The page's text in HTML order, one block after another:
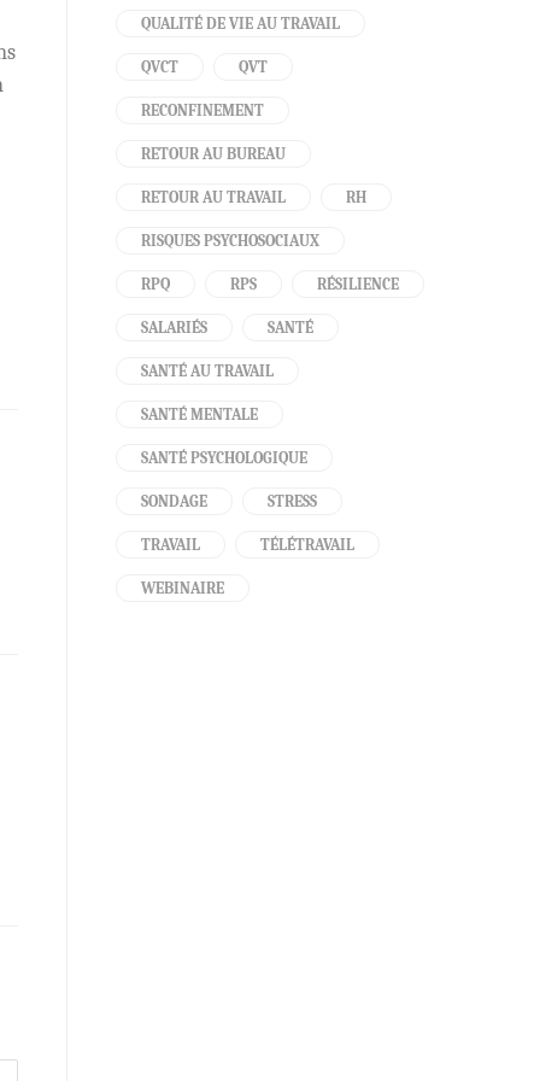
QUALITÉ DE VIE AU TRAVAIL
QVCT QVT
RECONFINEMENT
RETOUR AU BUREAU
RETOUR AU TRAVAIL RH
RISQUES PSYCHOSOCIAUX
RPQ RPS RÉSILIENCE
SALARIÉS SANTÉ
SANTÉ AU TRAVAIL
SANTÉ MENTALE
SANTÉ PSYCHOLOGIQUE
SONDAGE STRESS
TRAVAIL TÉLÉTRAVAIL
WEBINAIRE